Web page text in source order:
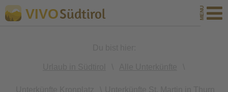
VIVOSüdtirol